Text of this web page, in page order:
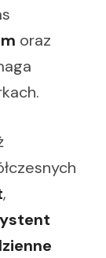
oraz
,